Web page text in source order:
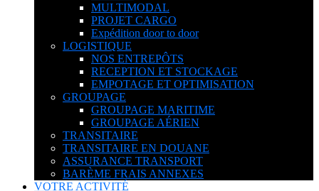
MULTIMODAL
PROJET CARGO
Expédition door to door
LOGISTIQUE
NOS ENTREPÔTS
RECEPTION ET STOCKAGE
EMPOTAGE ET OPTIMISATION
GROUPAGE
GROUPAGE MARITIME
GROUPAGE AÉRIEN
TRANSITAIRE
TRANSITAIRE EN DOUANE
ASSURANCE TRANSPORT
BARÈME FRAIS ANNEXES
VOTRE ACTIVITÉ